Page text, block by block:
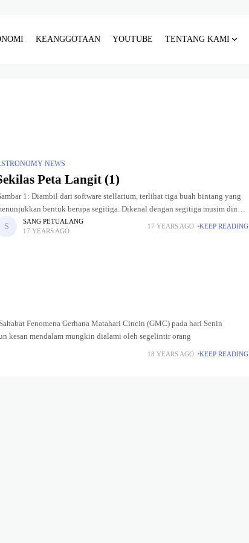
KEANGGOTAAN YOUTUBE TENTANG KAMI
NEWS
Peta Langit (1)
1: Diambil dari software stellarium, terlihat tiga buah bintang yang
bentuk berupa segitiga. Dikenal dengan segitiga musim dingin
bagi daerah Bumi utara. Credit: RonnyTiap bangsa punya budaya pemetaan
SANG PETUALANG
17 YEARS AGO
17 YEARS AGO KEEP READING
Fenomena Gerhana Matahari Cincin (GMC) pada hari Senin
kesan mendalam mungkin dialami oleh segelintir orang
18 YEARS AGO KEEP READING